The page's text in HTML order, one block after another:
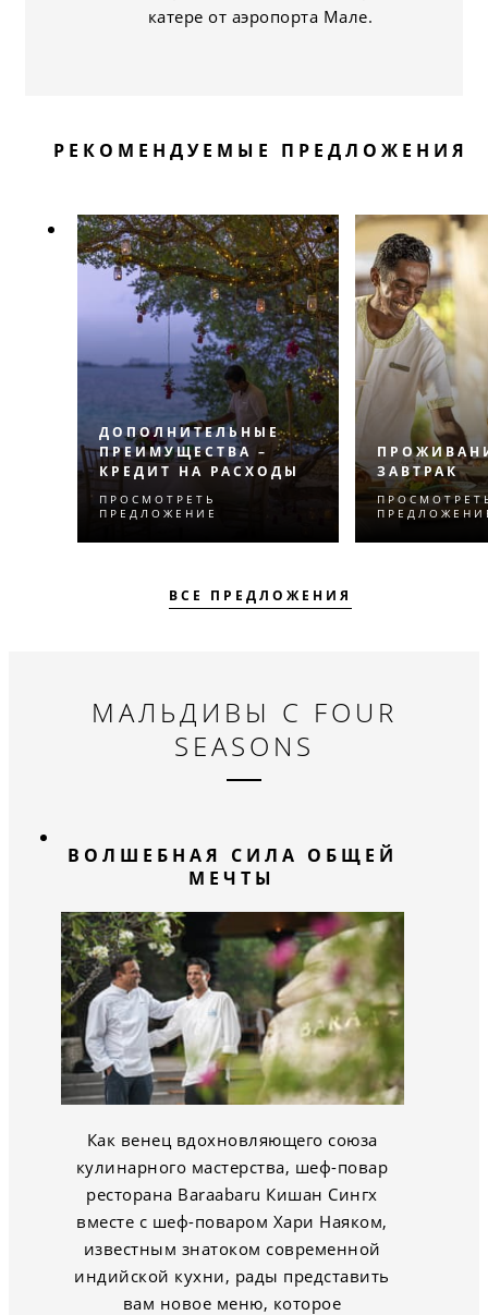
катере от аэропорта Мале.
РЕКОМЕНДУЕМЫЕ ПРЕДЛОЖЕНИЯ
ДОПОЛНИТЕЛЬНЫЕ
ПРЕИМУЩЕСТВА –
КРЕДИТ НА РАСХОДЫ
Испытайте нечто
пребывание еще более
ПРОСМОТРЕТЬ
ПРЕДЛОЖЕНИЕ
ЗАВТРАК
ВСЕ ПРЕДЛОЖЕНИЯ
МАЛЬДИВЫ С FOUR
SEASONS
ВОЛШЕБНАЯ СИЛА ОБЩЕЙ
МЕЧТЫ
Как венец вдохновляющего союза
кулинарного мастерства, шеф-повар
ресторана Baraabaru Кишан Сингх
вместе с шеф-поваром Хари Наяком,
известным знатоком современной
индийской кухни, рады представить
вам новое меню, которое